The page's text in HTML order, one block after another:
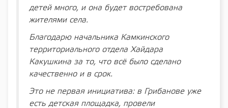
детей много, и она будет востребована
жителями села.
Благодарю начальника Камкинского
территориального отдела Хайдара
Какушкина за то, что всё было сделано
качественно и в срок.
Это не первая инициатива: в Грибанове уже
есть детская площадка, провели